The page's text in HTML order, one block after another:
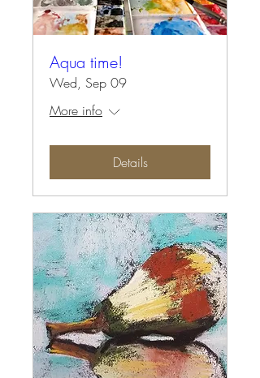
Aqua time!
Wed, Sep 09
More info
Details